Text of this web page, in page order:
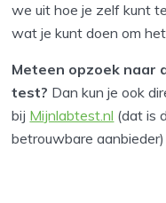
we uit hoe je zelf kunt
wat je kunt doen om
Meteen opzoek naar
test? Dan kun je ook
bij Mijnlabtest.nl (dat is
betrouwbare aanbieder)